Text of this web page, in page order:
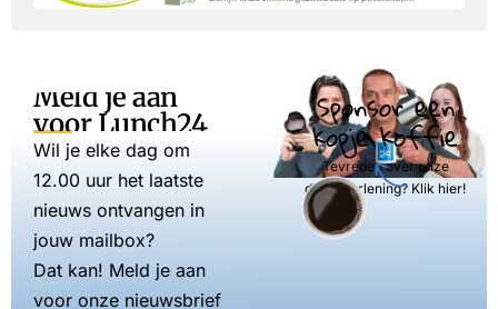
Meld je aan
voor Lunch24
Wil je elke dag om
12.00 uur het laatste
nieuws ontvangen in
jouw mailbox?
Dat kan! Meld je aan
voor onze nieuwsbrief
Sponsor een
kopje koffie
Tevreden over onze
dienstverlening? Klik hier!